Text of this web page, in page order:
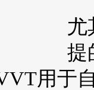
尤
提
用于